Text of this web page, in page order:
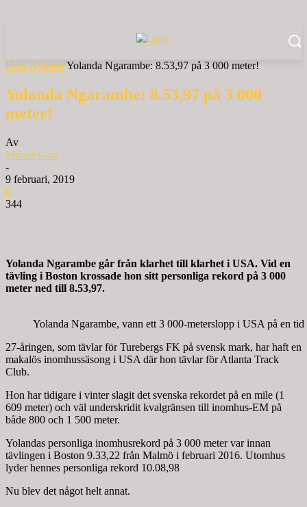
Hem NyheterYolanda Ngarambe: 8.53,97 på 3 000 meter!
Yolanda Ngarambe: 8.53,97 på 3 000
meter!
Av
Mikael Grip
-
9 februari, 2019
0
344
Yolanda Ngarambe går från klarhet till klarhet i USA. Vid en
tävling i Boston krossade hon sitt personliga rekord på 3 000
meter ned till 8.53,97.
Yolanda Ngarambe, vann ett 3 000-meterslopp i USA på en
27-åringen, som tävlar för Turebergs FK på svensk mark, har haft en
makalös inomhussäsong i USA där hon tävlar för Atlanta Track
Club.
Hon har tidigare i vinter slagit det svenska rekordet på en mile (1
609 meter) och väl underskridit kvalgränsen till inomhus-EM på
både 800 och 1 500 meter.
Yolandas personliga inomhusrekord på 3 000 meter var innan
tävlingen i Boston 9.33,22 från Malmö i februari 2016. Utomhus
lyder hennes personliga rekord 10.08,98
Nu blev det något helt annat.